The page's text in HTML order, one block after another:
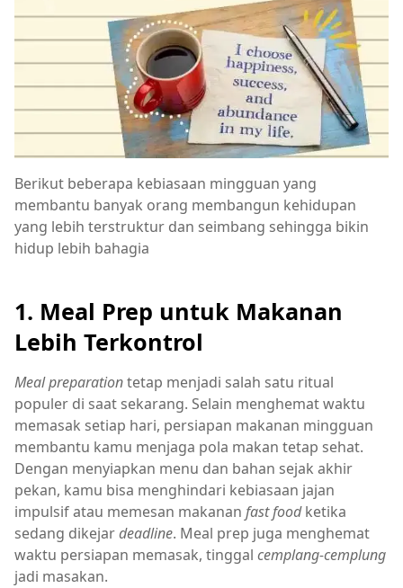
Berikut beberapa kebiasaan mingguan yang
membantu banyak orang membangun kehidupan
yang lebih terstruktur dan seimbang sehingga bikin
hidup lebih bahagia
1. Meal Prep untuk Makanan
Lebih Terkontrol
Meal preparationtetap menjadi salah satu ritual
populer di saat sekarang. Selain menghemat waktu
memasak setiap hari, persiapan makanan mingguan
membantu kamu menjaga pola makan tetap sehat.
Dengan menyiapkan menu dan bahan sejak akhir
pekan, kamu bisa menghindari kebiasaan jajan
impulsif atau memesan makanan fast foodketika
sedang dikejardeadline. Meal prep juga menghemat
waktu persiapan memasak, tinggal cemplang-cemplung
jadi masakan.